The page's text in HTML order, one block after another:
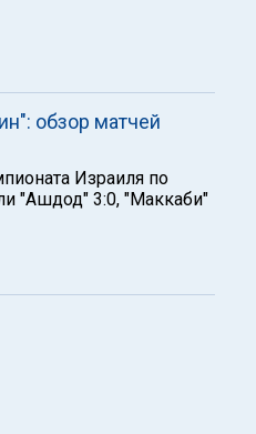
обзор матчей
Израиля по
"Ашдод" 3:0, "Маккаби"